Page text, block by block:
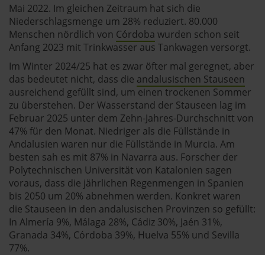
Mai 2022. Im gleichen Zeitraum hat sich die
Niederschlagsmenge um 28% reduziert. 80.000
Menschen nördlich von Córdoba wurden schon seit
Anfang 2023 mit Trinkwasser aus Tankwagen versorgt.
Im Winter 2024/25 hat es zwar öfter mal geregnet, aber
das bedeutet nicht, dass die andalusischen Stauseen
ausreichend gefüllt sind, um einen trockenen Sommer
zu überstehen. Der Wasserstand der Stauseen lag im
Februar 2025 unter dem Zehn-Jahres-Durchschnitt von
47% für den Monat. Niedriger als die Füllstände in
Andalusien waren nur die Füllstände in Murcia. Am
besten sah es mit 87% in Navarra aus. Forscher der
Polytechnischen Universität von Katalonien sagen
voraus, dass die jährlichen Regenmengen in Spanien
bis 2050 um 20% abnehmen werden. Konkret waren
die Stauseen in den andalusischen Provinzen so gefüllt:
In Almería 9%, Málaga 28%, Cádiz 30%, Jaén 31%,
Granada 34%, Córdoba 39%, Huelva 55% und Sevilla
77%.